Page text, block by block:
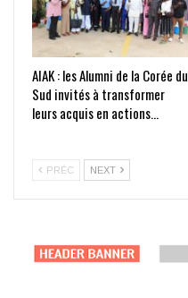
AIAK : les Alumni de la Corée du
Sud invités à transformer
leurs acquis en actions…
PRÉC NEXT